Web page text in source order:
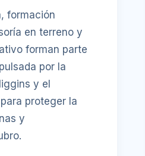
formación
en terreno y
forman parte
por la
y el
proteger la
y